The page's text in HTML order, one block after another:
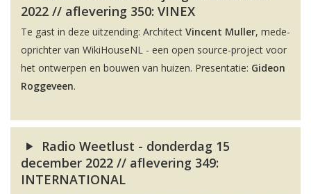
2022 // aflevering 350: VINEX
Te gast in deze uitzending: Architect Vincent Muller, mede-
oprichter van WikiHouseNL - een open source-project voor
het ontwerpen en bouwen van huizen. Presentatie: Gideon
Roggeveen.
Radio Weetlust - donderdag 15
december 2022 // aflevering 349:
INTERNATIONAL